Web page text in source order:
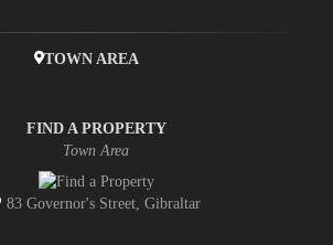
TOWN AREA
FIND A PROPERTY
Town Area
83 Governor's Street, Gibraltar